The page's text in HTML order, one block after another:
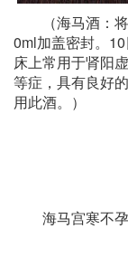
（海马酒：
0ml加盖密封。
床上常用于肾阳
等症，具有良好
用此酒。）
海马宫寒不